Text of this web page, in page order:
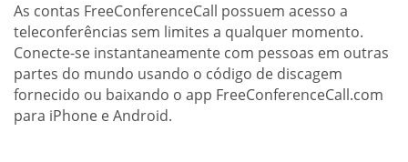
As contas FreeConferenceCall possuem acesso a
teleconferências sem limites a qualquer momento.
Conecte-se instantaneamente com pessoas em outras
partes do mundo usando o código de discagem
fornecido ou baixando o app FreeConferenceCall.com
para iPhone e Android.